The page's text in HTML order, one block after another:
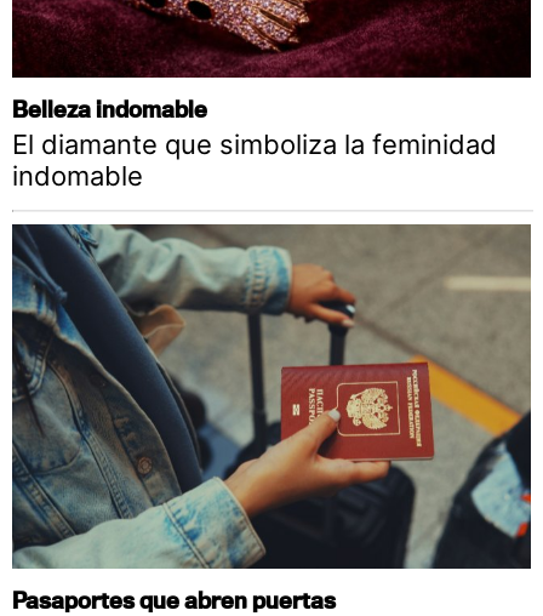
Belleza indomable
El diamante que simboliza la feminidad
indomable
Pasaportes que abren puertas